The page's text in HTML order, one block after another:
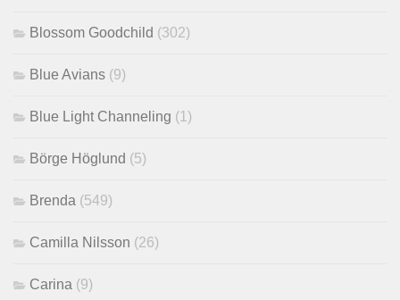
Blossom Goodchild (302)
Blue Avians (9)
Blue Light Channeling (1)
Börge Höglund (5)
Brenda (549)
Camilla Nilsson (26)
Carina (9)